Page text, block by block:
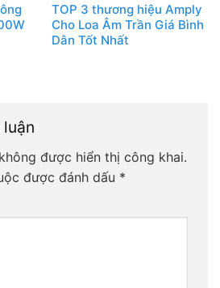
TOP 3 thương hiệu Amply
Cho Loa Âm Trần Giá Bình
Dân Tốt Nhất
được hiển thị công khai.
được đánh dấu *